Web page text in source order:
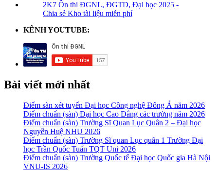
2K7 Ôn thi ĐGNL, ĐGTD, Đại học 2025 -
Chia sẻ Kho tài liệu miễn phí
KÊNH YOUTUBE:
Bài viết mới nhất
Điểm sàn xét tuyển Đại học Công nghệ Đông Á năm 2026
Điểm chuẩn (sàn) Đại học Cao Đẳng các trường năm 2026
Điểm chuẩn (sàn) Trường Sĩ Quan Lục Quân 2 – Đại học
Nguyễn Huệ NHU 2026
Điểm chuẩn (sàn) Trường Sĩ quan Lục quân 1 Trường Đại
học Trần Quốc Tuấn TQT Uni 2026
Điểm chuẩn (sàn) Trường Quốc tế Đại học Quốc gia Hà Nội
VNU-IS 2026